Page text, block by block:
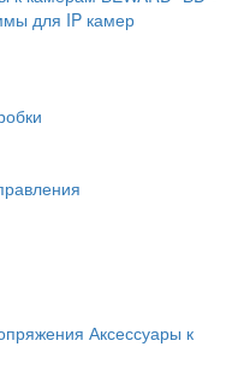
для IP камер
Аксессуары к